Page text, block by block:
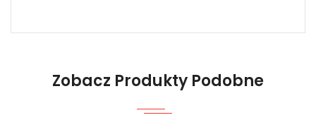
1.Model urządzenia
Zobacz Produkty Podobne